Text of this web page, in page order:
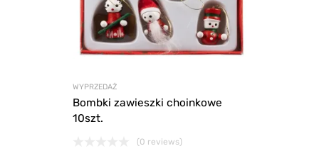
WYPRZEDAŻ
Bombki zawieszki choinkowe
10szt.
(0 reviews)